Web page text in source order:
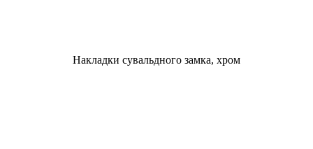
Накладки сувальдного замка, хром